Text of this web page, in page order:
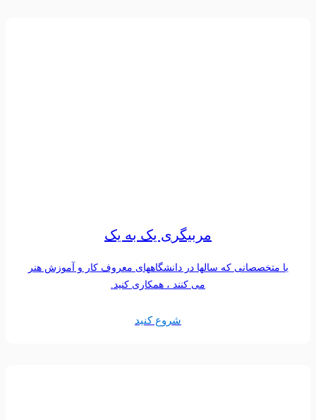
مربیگری یک به یک
با متخصصانی که سالها در دانشگاههای معروف کار و آموزش هنر
می کنند ، همکاری کنید.
شروع کنید